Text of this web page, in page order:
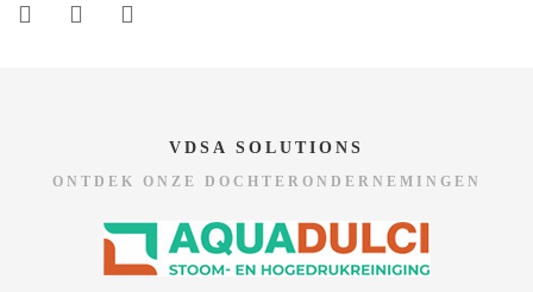
VDSA SOLUTIONS
ONTDEK ONZE DOCHTERONDERNEMINGEN